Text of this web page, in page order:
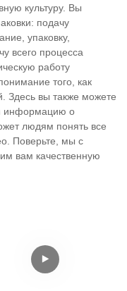
культуру. Вы
подачу
упаковку,
всего процесса
работу
того, как
Здесь вы также можете
информацию о
людям понять все
Поверьте, мы с
вам качественную